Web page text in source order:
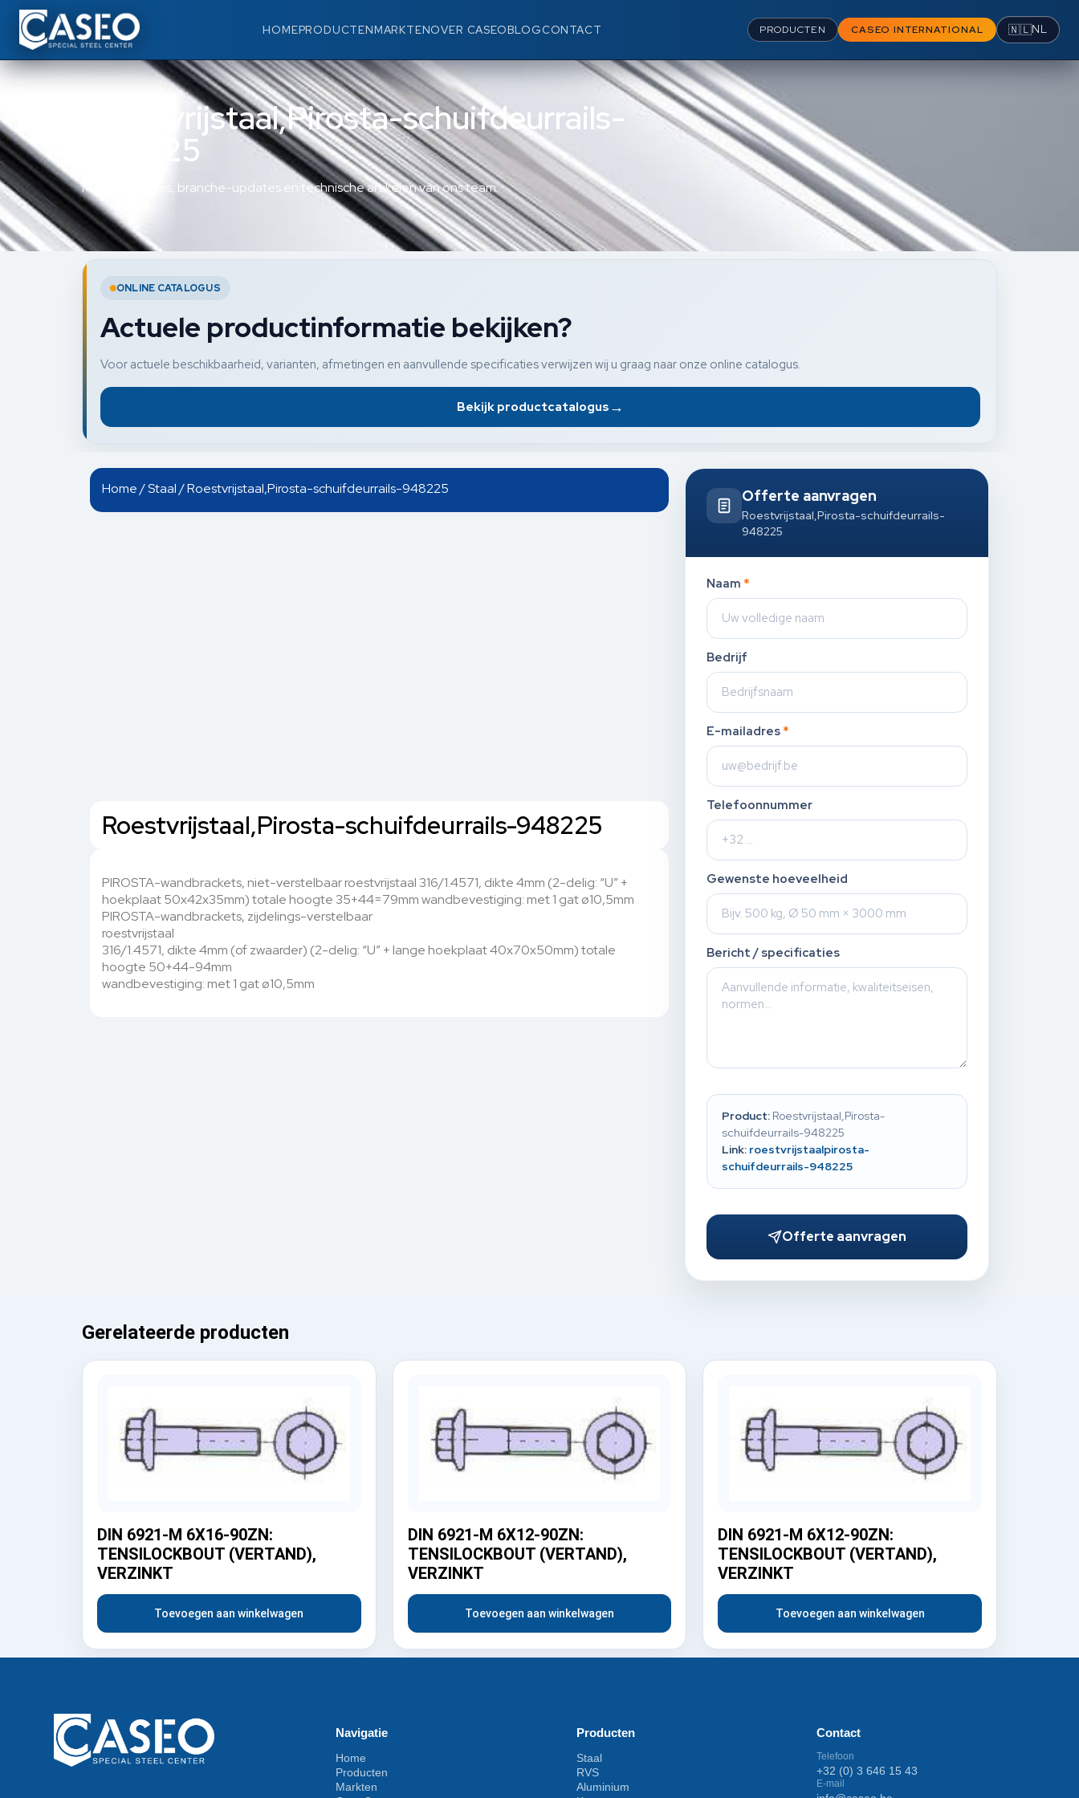
HOMEPRODUCTENMARKTENOVER CASEOBLOGCONTACT PRODUCTEN CASEO INTERNATIONAL 🇳🇱NL
Roestvrijstaal,Pirosta-schuifdeurrails-
948225
Materiaalkennis, branche-updates en technische artikelen van ons team.
ONLINE CATALOGUS
Actuele productinformatie bekijken?
Voor actuele beschikbaarheid, varianten, afmetingen en aanvullende specificaties verwijzen wij u graag naar onze online catalogus.
Bekijk productcatalogus →
Home/Staal/ Roestvrijstaal,Pirosta-schuifdeurrails-948225
Roestvrijstaal,Pirosta-schuifdeurrails-948225
PIROSTA-wandbrackets, niet-verstelbaar roestvrijstaal 316/1.4571, dikte 4mm (2-delig: “U” +
hoekplaat 50x42x35mm) totale hoogte 35+44=79mm wandbevestiging: met 1 gat ø10,5mm
PIROSTA-wandbrackets, zijdelings-verstelbaar
roestvrijstaal
316/1.4571, dikte 4mm (of zwaarder) (2-delig: “U” + lange hoekplaat 40x70x50mm) totale
hoogte 50+44-94mm
wandbevestiging: met 1 gat ø10,5mm
Offerte aanvragen
Roestvrijstaal,Pirosta-schuifdeurrails-
948225
Naam *
Bedrijf
E-mailadres *
Telefoonnummer
Gewenste hoeveelheid
Bericht / specificaties
Product: Roestvrijstaal,Pirosta-
schuifdeurrails-948225
Link: roestvrijstaalpirosta-
schuifdeurrails-948225
Offerte aanvragen
Gerelateerde producten
DIN 6921-M 6X16-90ZN:
TENSILOCKBOUT (VERTAND),
VERZINKT
Toevoegen aan winkelwagen
DIN 6921-M 6X12-90ZN:
TENSILOCKBOUT (VERTAND),
VERZINKT
Toevoegen aan winkelwagen
DIN 6921-M 6X12-90ZN:
TENSILOCKBOUT (VERTAND),
VERZINKT
Toevoegen aan winkelwagen
Navigatie
Home
Producten
Markten
Producten
Staal
RVS
Aluminium
Contact
Telefoon
+32 (0) 3 646 15 43
E-mail